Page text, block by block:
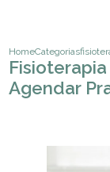
HomeCategorias
Agendar